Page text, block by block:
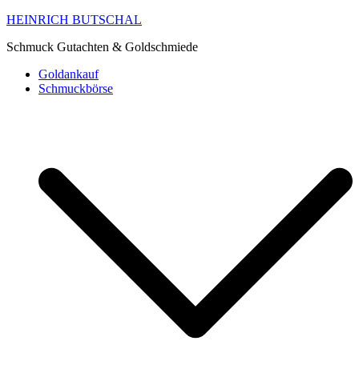
HEINRICH BUTSCHAL
Schmuck Gutachten & Goldschmiede
Goldankauf
Schmuckbörse